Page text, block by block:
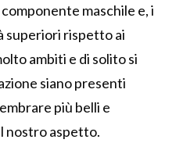
maschile e, i
superiori rispetto ai
ambiti e di solito si
siano presenti
più belli e
nostro aspetto.